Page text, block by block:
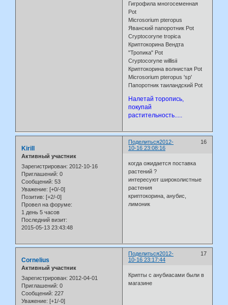
Гигрофила многосеменная
Pot
Microsorium pteropus
Яванский папоротник Pot
Cryptocoryne tropica
Криптокорина Вендта
"Тропика" Pot
Cryptocoryne willisii
Криптокорина волнистая Pot
Microsorium pteropus 'sp'
Папоротник таиландский Pot
Налетай торопись,
покупай
растительность.....
Поделиться 16
2012-
10-16 23:08:16
Kirill
Активный участник
Зарегистрирован: 2012-10-16
Приглашений: 0
Сообщений: 53
Уважение: [+0/-0]
Позитив: [+2/-0]
Провел на форуме:
1 день 5 часов
Последний визит:
2015-05-13 23:43:48
когда ожидается поставка
растений ?
интересуют широколистные
растения
криптокорина, анубис,
лимоник
Поделиться 17
2012-
10-16 23:17:44
Cornelius
Активный участник
Зарегистрирован: 2012-04-01
Приглашений: 0
Сообщений: 227
Уважение: [+1/-0]
Крипты с анубиасами были в
магазине